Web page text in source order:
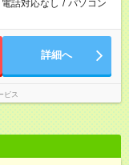
電話対応なし / パソコン
詳細へ
ビス